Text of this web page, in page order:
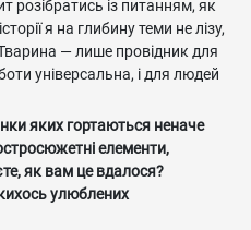
розібратись із питанням, як
я на глибину теми не лізу,
— лише провідник для
універсальна, і для людей
яких гортаються неначе
елементи,
як вам це вдалося?
улюблених